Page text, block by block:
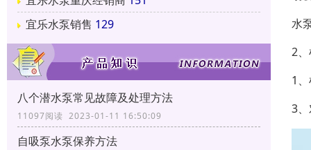
宜乐水泵销售 129
八个潜水泵常见故障及处理方法
11097阅读 2023-01-11 16:50:09
自吸泵水泵保养方法
水
2
1
3